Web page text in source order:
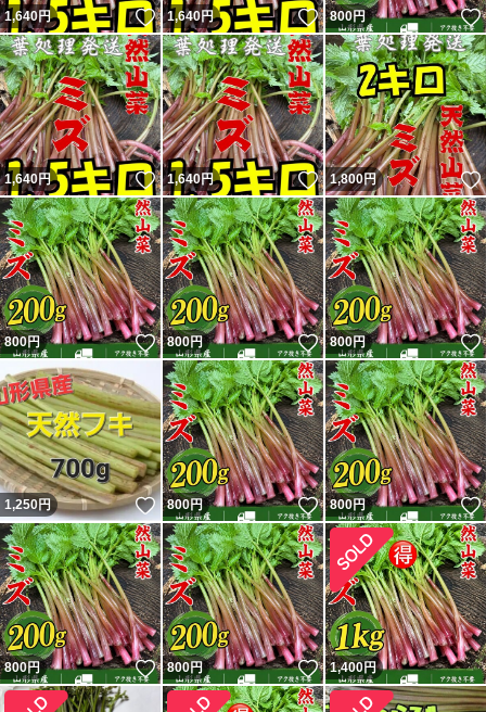
1,640円 いいね！
1,640円 いいね！
800円
1,640円 いいね！
1,640円 いいね！
1,800円
800円 いいね！
800円 いいね！
800円
1,250円 いいね！
800円 いいね！
800円
800円 いいね！
800円 いいね！
1,400円